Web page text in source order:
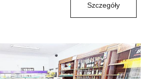
Szczegóły